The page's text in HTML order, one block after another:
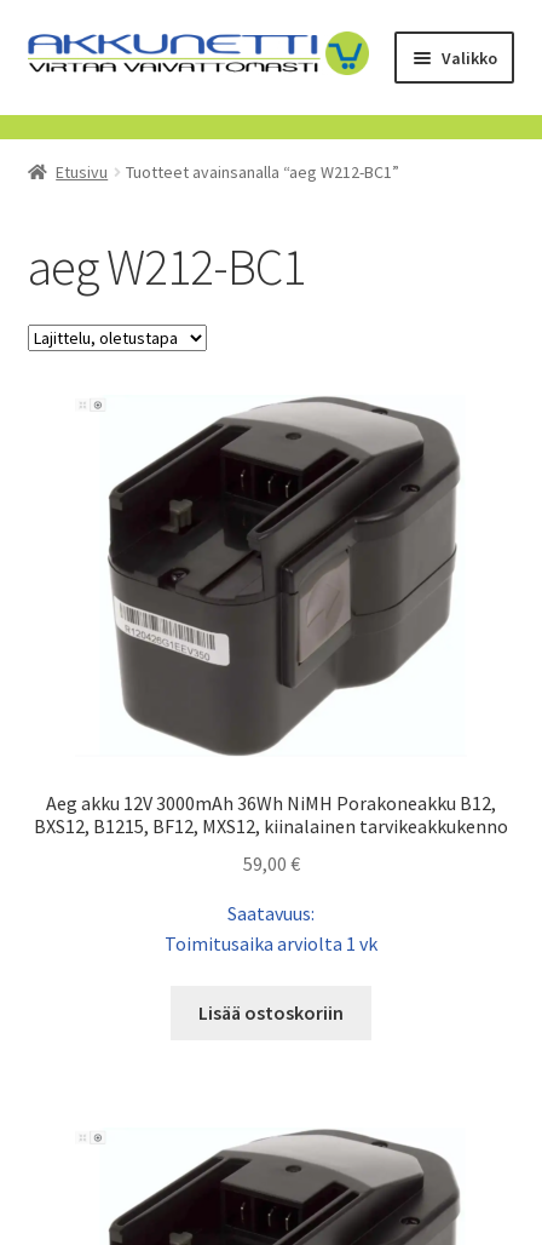
Siirry
navigointiin
Siirry
sisältöön
Valikko
Kauppa
Tietoa meistä
Etusivu Tuotteet avainsanalla “aeg W212-BC1”
aeg W212-BC1
Aeg akku 12V 3000mAh 36Wh NiMH Porakoneakku B12,
BXS12, B1215, BF12, MXS12, kiinalainen tarvikeakkukenno
59,00 €
Saatavuus:
Toimitusaika arviolta 1 vk
Lisää ostoskoriin